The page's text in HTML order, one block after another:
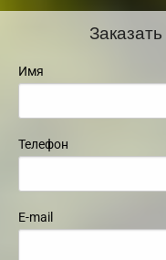
Имя
Телефон
E-mail